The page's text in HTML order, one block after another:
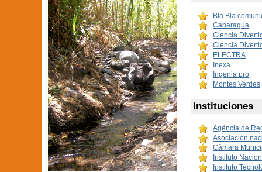
Bla Bla
Canaragua
Ciencia
Ciencia
ELECTRA
Inexa
Ingenia pro
Montes Verdes
Instituciones
Agência de
Asociación
Câmara
Instituto
Instituto